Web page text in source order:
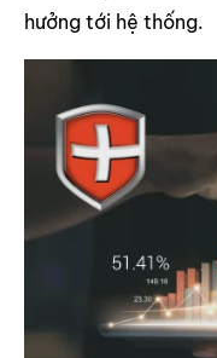
hưởng tới hệ thống.